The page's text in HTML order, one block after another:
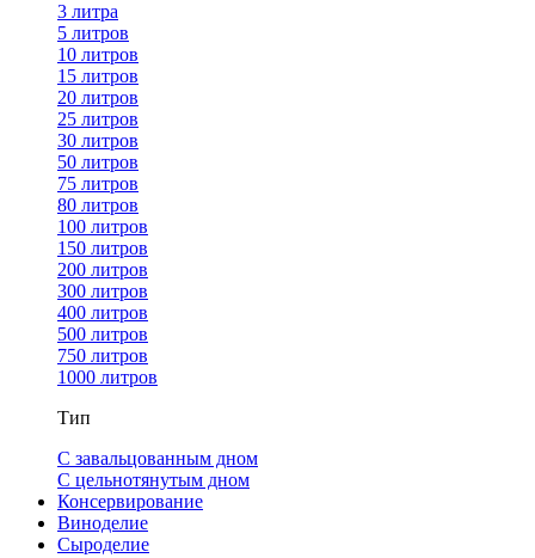
3 литра
5 литров
10 литров
15 литров
20 литров
25 литров
30 литров
50 литров
75 литров
80 литров
100 литров
150 литров
200 литров
300 литров
400 литров
500 литров
750 литров
1000 литров
Тип
С завальцованным дном
С цельнотянутым дном
Консервирование
Виноделие
Сыроделие